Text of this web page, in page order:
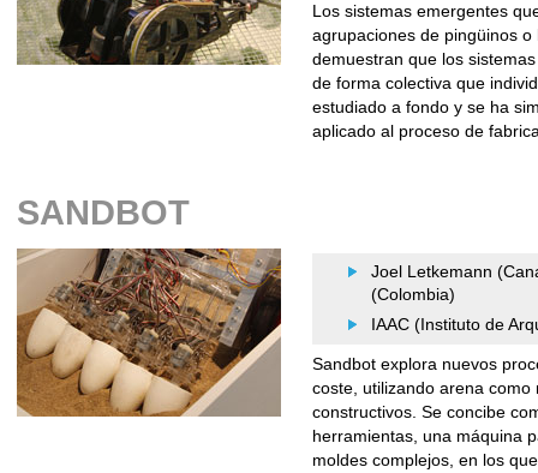
Los sistemas emergentes
agrupaciones de pingüinos
demuestran que los
de forma colectiva que
estudiado a fondo y se ha
aplicado al proceso de
SANDBOT
Joel Letkemann
(Colombia)
IAAC (Instituto de
Sandbot explora nuevos
coste, utilizando arena
constructivos. Se concibe
herramientas, una máquina
moldes complejos, en los